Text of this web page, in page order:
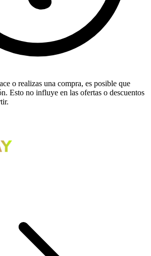
o realizas una compra, es posible que
Esto no influye en las ofertas o descuentos